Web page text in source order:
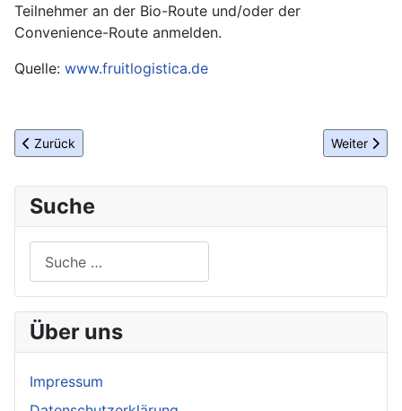
Teilnehmer an der Bio-Route und/oder der
Convenience-Route anmelden.
Quelle: www.fruitlogistica.de
Vorheriger Beitrag: HOTELIER DES JAHRES 2017
Zurück Nächster
Weiter
Suche
Über uns
Impressum